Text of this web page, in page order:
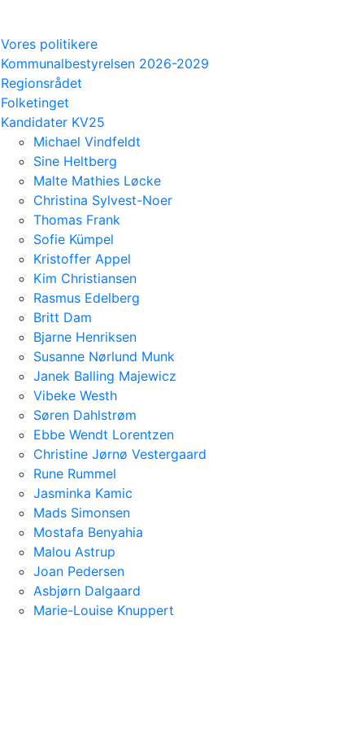
Vores politikere
Kommunalbestyrelsen 2026-2029
Regionsrådet
Folketinget
Kandidater KV25
Michael Vindfeldt
Sine Heltberg
Malte Mathies Løcke
Christina Sylvest-Noer
Thomas Frank
Sofie Kümpel
Kristoffer Appel
Kim Christiansen
Rasmus Edelberg
Britt Dam
Bjarne Henriksen
Susanne Nørlund Munk
Janek Balling Majewicz
Vibeke Westh
Søren Dahlstrøm
Ebbe Wendt Lorentzen
Christine Jørnø Vestergaard
Rune Rummel
Jasminka Kamic
Mads Simonsen
Mostafa Benyahia
Malou Astrup
Joan Pedersen
Asbjørn Dalgaard
Marie-Louise Knuppert